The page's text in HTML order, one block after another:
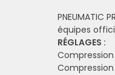
PNEUMATIC
équipes
RÉGLAGES :